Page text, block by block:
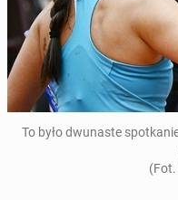
To było dwu­na­ste